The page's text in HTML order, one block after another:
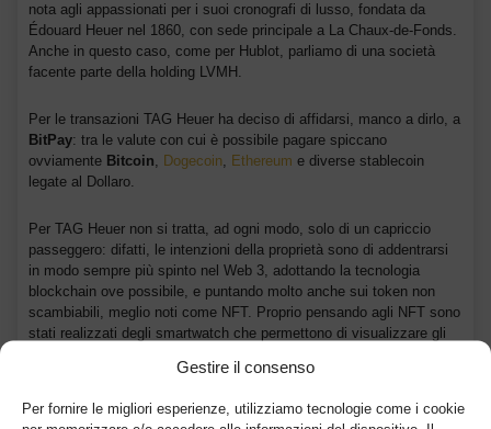
Gestire il consenso
Per fornire le migliori esperienze, utilizziamo tecnologie come i cookie
nota agli appassionati per i suoi cronografi di lusso, fondata da
Édouard Heuer nel 1860, con sede principale a La Chaux-de-Fonds.
Anche in questo caso, come per Hublot, parliamo di una società
facente parte della holding LVMH.
Per le transazioni TAG Heuer ha deciso di affidarsi, manco a dirlo, a
BitPay: tra le valute con cui è possibile pagare spiccano
ovviamente Bitcoin, Dogecoin, Ethereum e diverse stablecoin
legate al Dollaro.
Per TAG Heuer non si tratta, ad ogni modo, solo di un capriccio
passeggero: difatti, le intenzioni della proprietà sono di addentrarsi
in modo sempre più spinto nel Web 3, adottando la tecnologia
blockchain ove possibile, e puntando molto anche sui token non
scambiabili, meglio noti come NFT. Proprio pensando agli NFT sono
stati realizzati degli smartwatch che permettono di visualizzare gli
l’arte orologiaia svizzera straveda per le cripto.